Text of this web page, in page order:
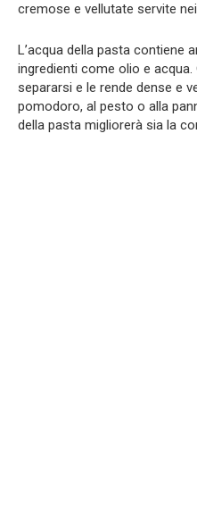
cremose e vellutate servite
L’acqua della pasta contiene
ingredienti come olio e
separarsi e le rende dense e
pomodoro, al pesto o alla
della pasta migliorerà sia la